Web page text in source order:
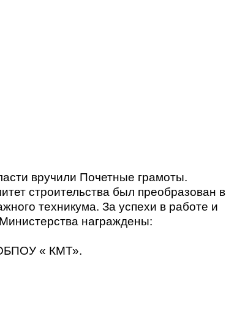
вручили Почетные грамоты.
строительства был преобразован в
техникума. За успехи в работе и
награждены:
« КМТ».